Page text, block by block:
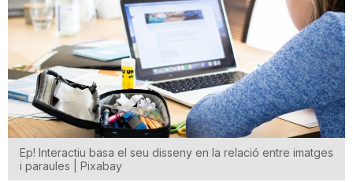
Ep! Interactiu basa el seu disseny en la relació entre imatges
i paraules | Pixabay